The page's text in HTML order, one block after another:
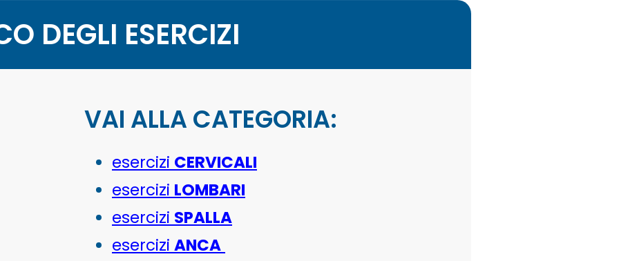
DEGLI ESERCIZI
VAI ALLA CATEGORIA:
esercizi CERVICALI
esercizi LOMBARI
esercizi SPALLA
esercizi ANCA